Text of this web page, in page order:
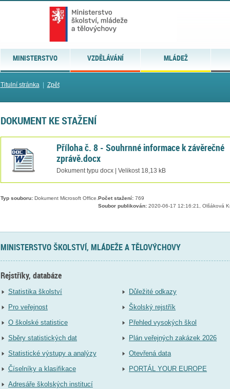
MINISTERSTVO VZDĚLÁVÁNÍ MLÁDEŽ
Titulní stránka| Zpět
DOKUMENT KE STAŽENÍ
Příloha č. 8 - Souhrnné informace k závěrečné
zprávě.docx
Dokument typu docx | Velikost 18,13 kB
Typ souboru:Dokument Microsoft Office. Počet stažení:769
Soubor publikován:2020-06-17 12:16:21, Olšáková
MINISTERSTVO ŠKOLSTVÍ, MLÁDEŽE A TĚLOVÝCHOVY
Rejstříky, databáze
Statistika školství
Pro veřejnost
O školské statistice
Sběry statistických dat
Statistické výstupy a analýzy
Číselníky a klasifikace
Adresáře školských institucí
Důležité odkazy
Školský rejstřík
Přehled vysokých škol
Plán veřejných zakázek 2026
Otevřená data
PORTÁL YOUR EUROPE